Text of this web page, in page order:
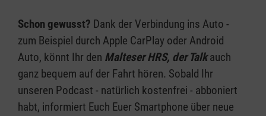
Schon gewusst? Dank der Verbindung ins Auto -
zum Beispiel durch Apple CarPlay oder Android
Auto, könnt Ihr den Malteser HRS, der Talkauch
ganz bequem auf der Fahrt hören. Sobald Ihr
unseren Podcast - natürlich kostenfrei - abboniert
habt, informiert Euch Euer Smartphone über neue